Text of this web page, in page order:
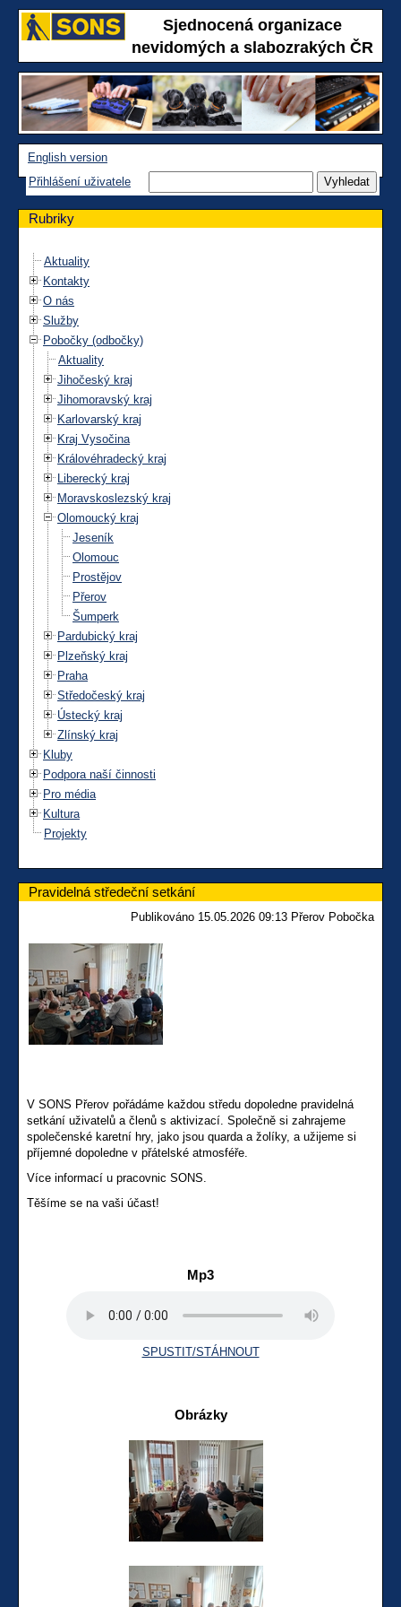
Sjednocená organizace
nevidomých a slabozrakých ČR
English version
Přihlášení uživatele
Rubriky
Aktuality
Kontakty
O nás
Služby
Pobočky (odbočky)
Aktuality
Jihočeský kraj
Jihomoravský kraj
Karlovarský kraj
Kraj Vysočina
Královéhradecký kraj
Liberecký kraj
Moravskoslezský kraj
Olomoucký kraj
Jeseník
Olomouc
Prostějov
Přerov
Šumperk
Pardubický kraj
Plzeňský kraj
Praha
Středočeský kraj
Ústecký kraj
Zlínský kraj
Kluby
Podpora naší činnosti
Pro média
Kultura
Projekty
Pravidelná středeční setkání
Publikováno 15.05.2026 09:13 Přerov Pobočka
V SONS Přerov pořádáme každou středu dopoledne pravidelná
setkání uživatelů a členů s aktivizací. Společně si zahrajeme
společenské karetní hry, jako jsou quarda a žolíky, a užijeme si
příjemné dopoledne v přátelské atmosféře.
Více informací u pracovnic SONS.
Těšíme se na vaši účast!
Mp3
SPUSTIT/STÁHNOUT
Obrázky